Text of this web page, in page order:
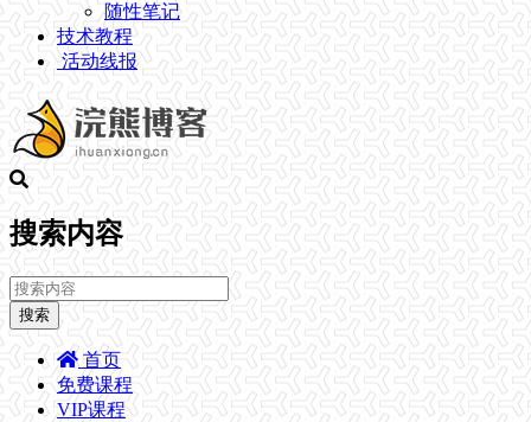
随性笔记
技术教程
活动线报
搜索内容
搜索
首页
免费课程
VIP课程